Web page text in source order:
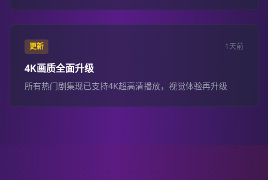
更新 1天前
4K画质全面升级
所有热门剧集现已支持4K超高清播放，视觉体验再升级